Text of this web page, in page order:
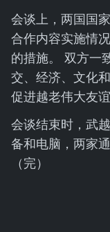
会谈上，两国国
合作内容实施情
的措施。 双方一
交、经济、文化
促进越老伟大友
会谈结束时，武
备和电脑，两家
（完）